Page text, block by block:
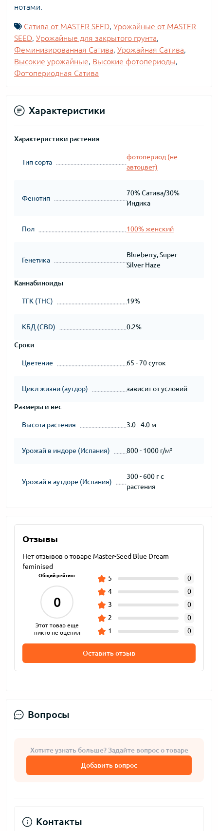
нотами.
Сатива от MASTER SEED, Урожайные от MASTER
SEED, Урожайные для закрытого грунта,
Феминизированная Сатива, Урожайная Сатива,
Высокие урожайные, Высокие фотопериоды,
Фотопериодная Сатива
Характеристики
Характеристики растения
Тип сорта
фотопериод (не
автоцвет)
Фенотип
70% Сатива/30%
Индика
Пол 100% женский
Генетика
Blueberry, Super
Silver Haze
Каннабиноиды
ТГК (THC) 19%
КБД (CBD) 0.2%
Сроки
Цветение 65 - 70 суток
Цикл жизни (аутдор) зависит от условий
Размеры и вес
Высота растения 3.0 - 4.0 м
Урожай в индоре (Испания) 800 - 1000 г/м²
Урожай в аутдоре (Испания)
300 - 600 г с
растения
Отзывы
Нет отзывов о товаре Master-Seed Blue Dream
feminised
Общий рейтинг
0
Этот товар еще
никто не оценил
5
0
4
0
3
0
2
0
1
0
Оставить отзыв
Вопросы
Хотите узнать больше? Задайте вопрос о товаре
Добавить вопрос
Контакты